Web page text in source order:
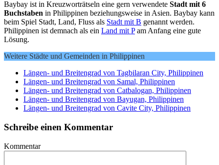
Baybay ist in Kreuzworträtseln eine gern verwendete Stadt mit 6
Buchstaben in Philippinen beziehungsweise in Asien. Baybay kann
beim Spiel Stadt, Land, Fluss als Stadt mit B genannt werden.
Philippinen ist demnach als ein Land mit Pam Anfang eine gute
Lösung.
Weitere Städte und Gemeinden in Philippinen
Längen- und Breitengrad von Tagbilaran City, Philippinen
Längen- und Breitengrad von Samal, Philippinen
Längen- und Breitengrad von Catbalogan, Philippinen
Längen- und Breitengrad von Bayugan, Philippinen
Längen- und Breitengrad von Cavite City, Philippinen
Schreibe einen Kommentar
Kommentar